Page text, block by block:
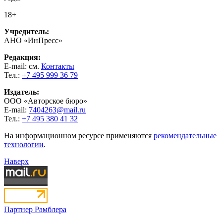
18+
Учредитель:
АНО «ИнПресс»
Редакция:
E-mail: см. Контакты
Тел.: +7 495 999 36 79
Издатель:
ООО «Авторское бюро»
E-mail: 7404263@mail.ru
Тел.: +7 495 380 41 32
На информационном ресурсе применяются рекомендательные
технологии.
Наверх
Партнер Рамблера